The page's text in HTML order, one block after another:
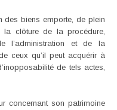
biens emporte, de plein
clôture de la procédure,
l’administration et de la
ceux qu’il peut acquérir à
de tels actes,
concernant son patrimoine